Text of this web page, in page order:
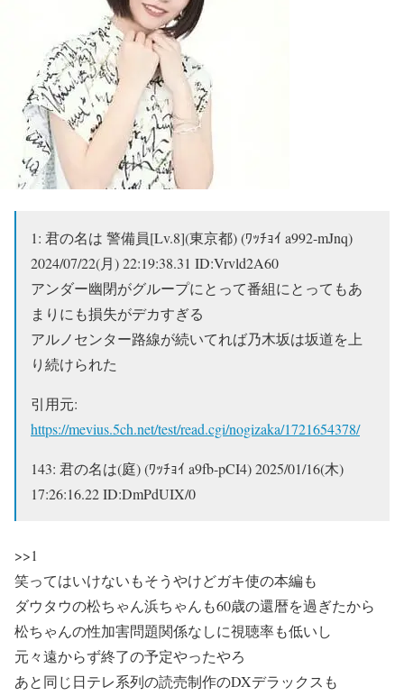
1: 君の名は 警備員[Lv.8](東京都) (ﾜｯﾁｮｲ a992-mJnq)
2024/07/22(月) 22:19:38.31 ID:Vrvld2A60
アンダー幽閉がグループにとって番組にとってもあ
まりにも損失がデカすぎる
アルノセンター路線が続いてれば乃木坂は坂道を上
り続けられた
引用元:
https://mevius.5ch.net/test/read.cgi/nogizaka/1721654378/
143: 君の名は(庭) (ﾜｯﾁｮｲ a9fb-pCI4)2025/01/16(木)
17:26:16.22 ID:DmPdUIX/0
>>1
笑ってはいけないもそうやけどガキ使の本編も
ダウタウの松ちゃん浜ちゃんも60歳の還暦を過ぎたから
松ちゃんの性加害問題関係なしに視聴率も低いし
元々遠からず終了の予定やったやろ
あと同じ日テレ系列の読売制作のDXデラックスも